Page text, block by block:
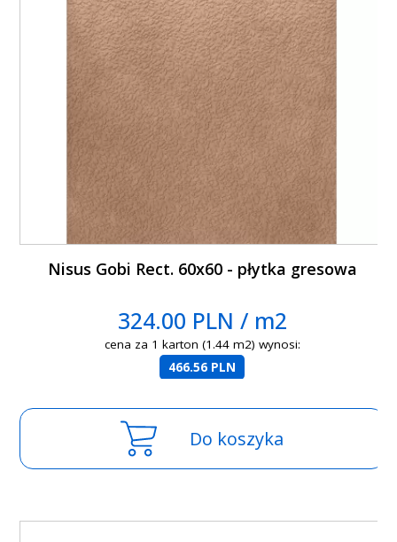
Nisus Gobi Rect. 60x60 - płytka gresowa
324.00 PLN / m2
cena za 1 karton (1.44 m2) wynosi:
466.56 PLN
Do koszyka